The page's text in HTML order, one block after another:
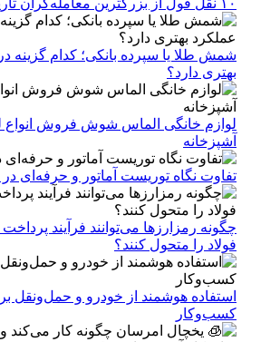
۱۰ نقل قول از بزرگترین معامله‌گران تاریخ که باید بخوانید
شمش طلا یا سپرده بانکی؛ کدام گزینه
بهتری دارد؟
لوازم خانگی الماس شوش فروش انواع
آشپزخانه
تفاوت نگاه توریست آماتور و حرفه‌ای
چگونه رمزارزها می‌توانند فرآیند پرداخت
فولاد را متحول کنند؟
استفاده هوشمند از خودرو و حمل‌ونقل
کسب‌وکار